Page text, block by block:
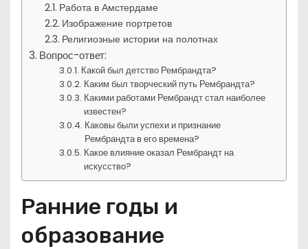
Работа в Амстердаме
Изображение портретов
Религиозные истории на полотнах
Вопрос-ответ:
Какой был детство Рембрандта?
Каким был творческий путь Рембрандта?
Какими работами Рембрандт стал наиболее
известен?
Каковы были успехи и признание
Рембрандта в его времена?
Какое влияние оказал Рембрандт на
искусство?
Ранние годы и
образование